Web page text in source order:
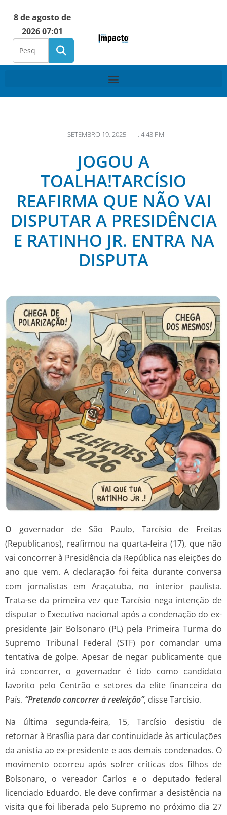
8 de agosto de
2026 07:01
SETEMBRO 19, 2025 , 4:43 PM
JOGOU A
TOALHA!TARCÍSIO
REAFIRMA QUE NÃO VAI
DISPUTAR A PRESIDÊNCIA
E RATINHO JR. ENTRA NA
DISPUTA
O governador de São Paulo, Tarcísio de Freitas
(Republicanos), reafirmou na quarta-feira (17), que não
vai concorrer à Presidência da República nas eleições do
ano que vem. A declaração foi feita durante conversa
com jornalistas em Araçatuba, no interior paulista.
Trata-se da primeira vez que Tarcísio nega intenção de
disputar o Executivo nacional após a condenação do ex-
presidente Jair Bolsonaro (PL) pela Primeira Turma do
Supremo Tribunal Federal (STF) por comandar uma
tentativa de golpe. Apesar de negar publicamente que
irá concorrer, o governador é tido como candidato
favorito pelo Centrão e setores da elite financeira do
País. “Pretendo concorrer à reeleição”, disse Tarcísio.
Na última segunda-feira, 15, Tarcísio desistiu de
retornar à Brasília para dar continuidade às articulações
da anistia ao ex-presidente e aos demais condenados. O
movimento ocorreu após sofrer críticas dos filhos de
Bolsonaro, o vereador Carlos e o deputado federal
licenciado Eduardo. Ele deve confirmar a desistência na
visita que foi liberada pelo Supremo no próximo dia 27